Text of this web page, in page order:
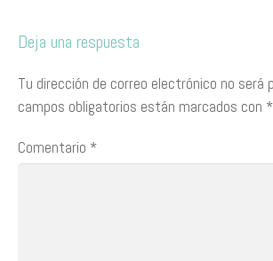
Deja una respuesta
Tu dirección de correo electrónico no será
campos obligatorios están marcados con *
Comentario *